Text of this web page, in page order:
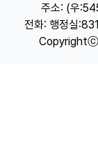
주소: (우
전화: 행정실
Copyrightⓒ